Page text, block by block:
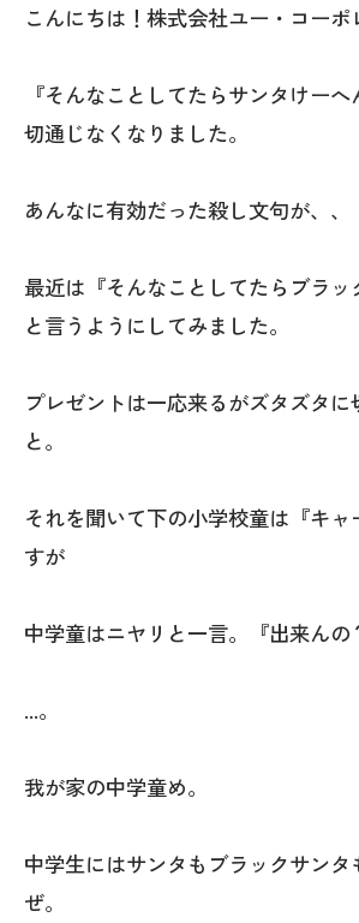
こんにちは！株式会社ユー・コーポ
『そんなことしてたらサンタけー
切通じなくなりました。
あんなに有効だった殺し文句が、、
最近は『そんなことしてたらブラッ
と言うようにしてみました。
プレゼントは一応来るがズタズタに
と。
それを聞いて下の小学校童は『キャ
すが
中学童はニヤリと一言。『出来んの
...。
我が家の中学童め。
中学生にはサンタもブラックサン
ぜ。